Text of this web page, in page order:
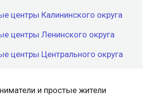
центры Калининского округа
центры Ленинского округа
центры Центрального округа
и простые жители